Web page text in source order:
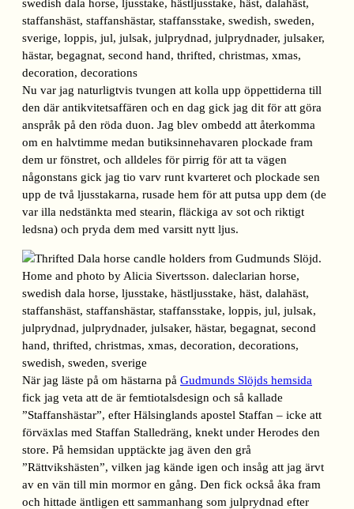
Nu var jag naturligtvis tvungen att kolla upp öppettiderna till
den där antikvitetsaffären och en dag gick jag dit för att göra
anspråk på den röda duon. Jag blev ombedd att återkomma
om en halvtimme medan butiksinnehavaren plockade fram
dem ur fönstret, och alldeles för pirrig för att ta vägen
någonstans gick jag tio varv runt kvarteret och plockade sen
upp de två ljusstakarna, rusade hem för att putsa upp dem (de
var illa nedstänkta med stearin, fläckiga av sot och riktigt
ledsna) och pryda dem med varsitt nytt ljus.
När jag läste på om hästarna på Gudmunds Slöjds hemsida
fick jag veta att de är femtiotalsdesign och så kallade
”Staffanshästar”, efter Hälsinglands apostel Staffan – icke att
förväxlas med Staffan Stalledräng, knekt under Herodes den
store. På hemsidan upptäckte jag även den grå
”Rättvikshästen”, vilken jag kände igen och insåg att jag ärvt
av en vän till min mormor en gång. Den fick också åka fram
och hittade äntligen ett sammanhang som julprydnad efter